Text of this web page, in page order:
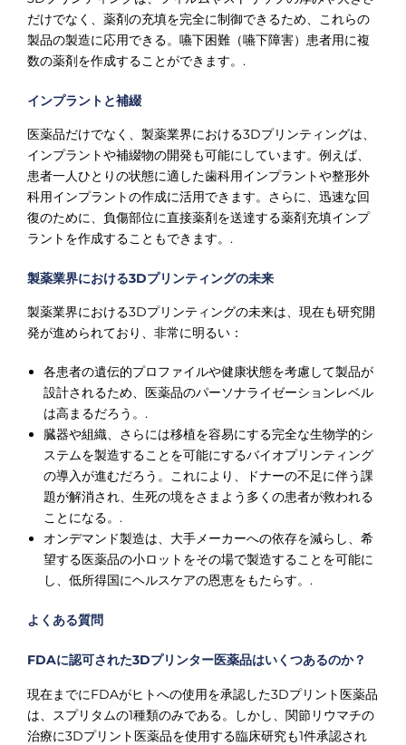
だけでなく、薬剤の充填を完全に制御できるため、これらの
製品の製造に応用できる。嚥下困難（嚥下障害）患者用に複
数の薬剤を作成することができます。.
インプラントと補綴
医薬品だけでなく、製薬業界における3Dプリンティングは、
インプラントや補綴物の開発も可能にしています。例えば、
患者一人ひとりの状態に適した歯科用インプラントや整形外
科用インプラントの作成に活用できます。さらに、迅速な回
復のために、負傷部位に直接薬剤を送達する薬剤充填インプ
ラントを作成することもできます。.
製薬業界における3Dプリンティングの未来
製薬業界における3Dプリンティングの未来は、現在も研究開
発が進められており、非常に明るい：
各患者の遺伝的プロファイルや健康状態を考慮して製品が
設計されるため、医薬品のパーソナライゼーションレベル
は高まるだろう。.
臓器や組織、さらには移植を容易にする完全な生物学的シ
ステムを製造することを可能にするバイオプリンティング
の導入が進むだろう。これにより、ドナーの不足に伴う課
題が解消され、生死の境をさまよう多くの患者が救われる
ことになる。.
オンデマンド製造は、大手メーカーへの依存を減らし、希
望する医薬品の小ロットをその場で製造することを可能に
し、低所得国にヘルスケアの恩恵をもたらす。.
よくある質問
FDAに認可された3Dプリンター医薬品はいくつあるのか？
現在までにFDAがヒトへの使用を承認した3Dプリント医薬品
は、スプリタムの1種類のみである。しかし、関節リウマチの
治療に3Dプリント医薬品を使用する臨床研究も1件承認され